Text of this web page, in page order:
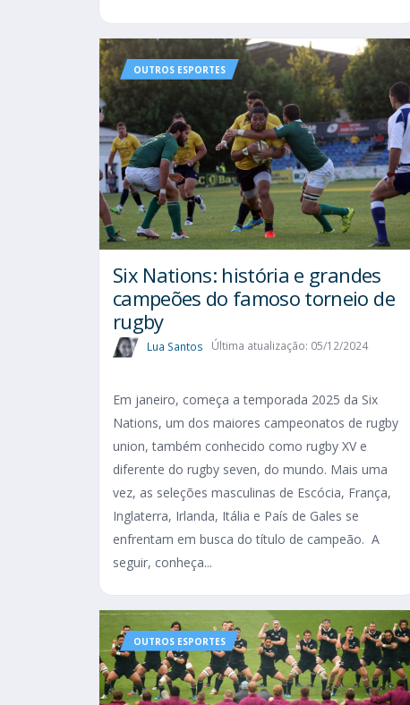
OUTROS ESPORTES
Six Nations​: história e grandes
campeões do famoso torneio de
rugby
Lua Santos Última atualização: 05/12/2024
Em janeiro, começa a temporada 2025 da Six
Nations, um dos maiores campeonatos de rugby
union, também conhecido como rugby XV e
diferente do rugby seven, do mundo. Mais uma
vez, as seleções masculinas de Escócia, França,
Inglaterra, Irlanda, Itália e País de Gales se
enfrentam em busca do título de campeão. A
seguir, conheça...
OUTROS ESPORTES